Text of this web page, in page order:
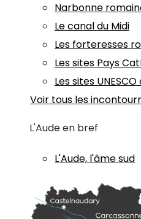
Narbonne
Le canal du Midi
Les forteresses
Les sites Pays
Les sites
Voir tous les
L'Aude en bref
L'Aude, l'âme sud